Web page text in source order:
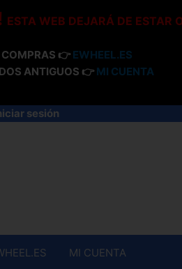
ESTA WEB DEJARÁ DE ESTAR
COMPRAS 👉 EWHEEL.ES
ANTIGUOS 👉 MI CUENTA
sesión
MI CUENTA